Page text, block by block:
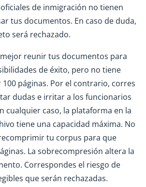
de inmigración no tienen
tus documentos. En caso de duda,
será rechazado.
reunir tus documentos para
de éxito, pero no tiene
páginas. Por el contrario, corres
dudas e irritar a los funcionarios
cualquier caso, la plataforma en la
tiene una capacidad máxima. No
tu corpus para que
La sobrecompresión altera la
Correspondes el riesgo de
que serán rechazadas.